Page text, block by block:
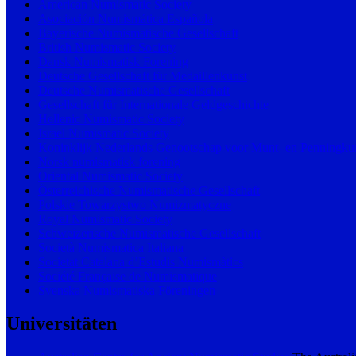
American Numismatic Society
Asociación Numismática Española
Bayerische Numismatische Gesellschaft
British Numismatic Society
Dansk Numismatisk Forening
Deutsche Gesellschaft für Medaillenkunst
Deutsche Numismatische Gesellschaft
Gesellschaft für Internationale Geldgeschichte
Hellenic Numismatic Society
Israel Numismatic Society
Koninklijk Nederlands Genootschap voor Munt- en
Norsk numismatisk forening
Oriental Numismatic Society
Österreichische Numismatische Gesellschaft
Polskie Towarzystwo Numizmatyczne
Royal Numismatic Society
Schweizerische Numismatische Gesellschaft
Società Numismatica Italiana
Societat Catalana d’Estudis Numismàtics
Société Française de Numismatique
Svenska Numismatiska Föreningen
Universitäten